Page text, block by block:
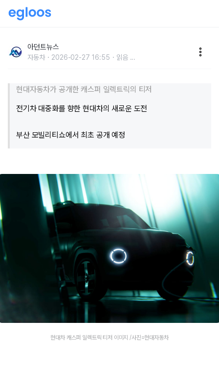
최대 315km
아던트뉴스
자동차 2026-02-27 16:55 읽음 ...
현대자동차가 공개한 캐스퍼 일렉트릭의 티저
전기차 대중화를 향한 현대차의 새로운 도전
부산 모빌리티쇼에서 최초 공개 예정
현대차 캐스퍼 일렉트릭 티저 이미지 /사진=현대자동차